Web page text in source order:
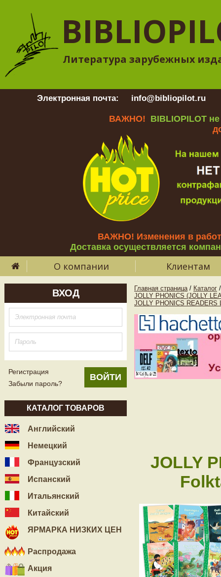
Литература зарубежных
Электронная почта: info@bibliopilot.ru
ВАЖНО! BIBLIOPILOT
ВАЖНО! Изменения в
Доставка осуществляется
О компании Клиентам
ВХОД
Регистрация
Забыли пароль?
КАТАЛОГ ТОВАРОВ
Английский
Немецкий
Французский
Испанский
Итальянский
Китайский
ЯРМАРКА НИЗКИХ ЦЕН
Распродажа
Акция
Главная страница / Каталог /
JOLLY PHONICS (JOLLY
JOLLY PHONICS READERS
JOLLY